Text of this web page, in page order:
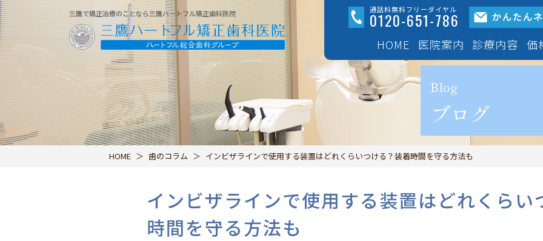
Blog
ブログ
三鷹で矯正治療のことなら三鷹ハートフル矯正歯科医院 通話料無料フリーダイヤル
0120-651-786
HOME 医院案内 診療内容
「イ
価
HOME 歯のコラム インビザラインで使用する装置はどれくらいつける？装着時間を守る方法も
インビザラインで使用する装置はどれくらい
時間を守る方法も